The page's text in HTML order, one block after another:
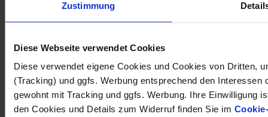
Zustimmung
Diese Webseite verwendet Cookies
Diese verwendet eigene Cookies und Cookies von Dritten,
(Tracking) und ggfs. Werbung entsprechend den
gewohnt mit Tracking und ggfs. Werbung. Ihre Einwilligung
den Cookies und Details zum Widerruf finden Sie im
öffnet in neuem Tab